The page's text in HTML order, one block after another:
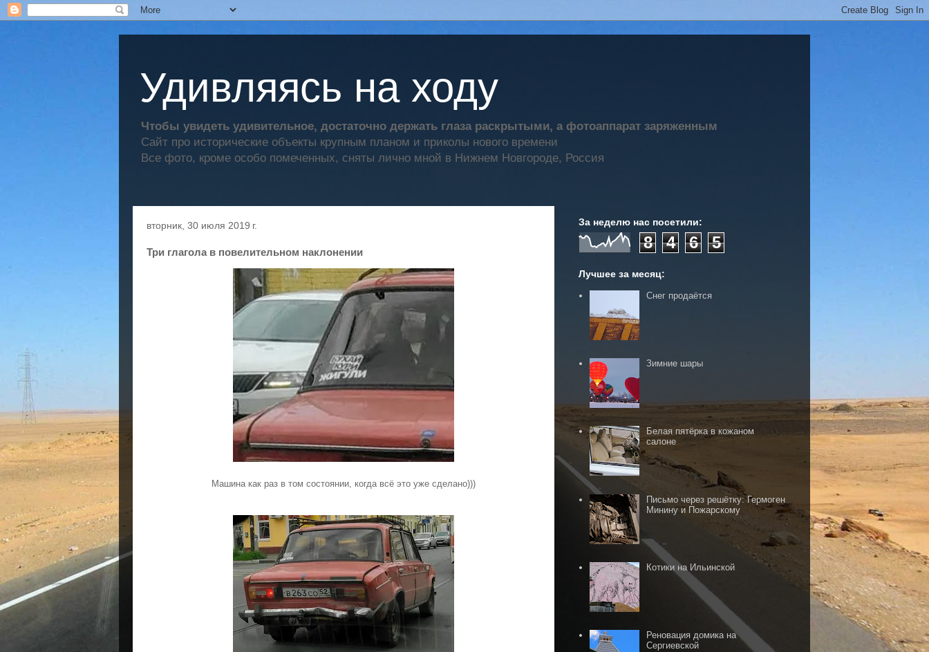
Удивляясь на ходу
Чтобы увидеть удивительное, достаточно держать глаза раскрытыми, а фотоаппарат заряженным
Сайт про исторические объекты крупным планом и приколы нового времени
Все фото, кроме особо помеченных, сняты лично мной в Нижнем Новгороде, Россия
вторник, 30 июля 2019 г.
Три глагола в повелительном наклонении
Машина как раз в том состоянии, когда всё это уже сделано)))
За неделю нас посетили:
8 4 6 5
Лучшее за месяц:
Снег продаётся
Зимние шары
Белая пятёрка в кожаном
салоне
Письмо через решётку: Гермоген
Минину и Пожарскому
Котики на Ильинской
Реновация домика на
Сергиевской